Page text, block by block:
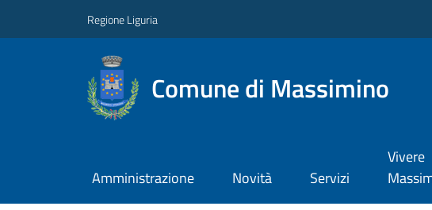
Regione Liguria
Comune di Massimino
Amministrazione Novità Servizi
Vivere